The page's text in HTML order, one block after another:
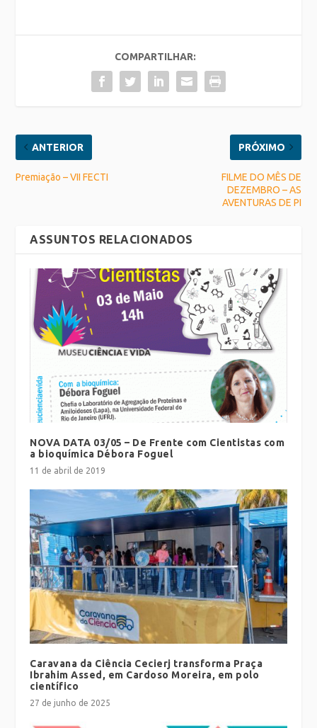
COMPARTILHAR:
ANTERIOR
Premiação – VII FECTI
PRÓXIMO
FILME DO MÊS DE
DEZEMBRO – AS
AVENTURAS DE PI
ASSUNTOS RELACIONADOS
NOVA DATA 03/05 – De Frente com Cientistas com
a bioquímica Débora Foguel
11 de abril de 2019
Caravana da Ciência Cecierj transforma Praça
Ibrahim Assed, em Cardoso Moreira, em polo
científico
27 de junho de 2025